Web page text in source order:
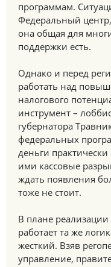
программам.
Федеральный
она общая для
поддержки есть.
Однако и перед
работать над
налогового
инструмент –
губернатора
федеральных
деньги
ими кассовые
ждать появления
тоже не стоит.
В плане
работает та же
жесткий. Взяв
управление,